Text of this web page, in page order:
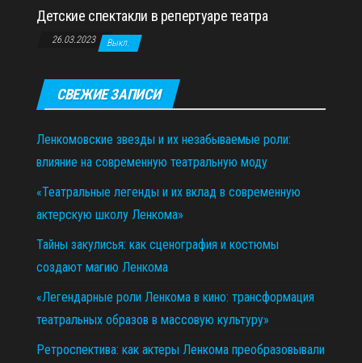
Детские спектакли в репертуаре театра
26.03.2023 Выкл.
СВЕЖИЕ ЗАПИСИ
Ленкомовские звезды и их незабываемые роли:
влияние на современную театральную моду
«Театральные легенды и их вклад в современную
актерскую школу Ленкома»
Тайны закулисья: как сценография и костюмы
создают магию Ленкома
«Легендарные роли Ленкома в кино: трансформация
театральных образов в массовую культуру»
Ретроспектива: как актеры Ленкома преобразовывали